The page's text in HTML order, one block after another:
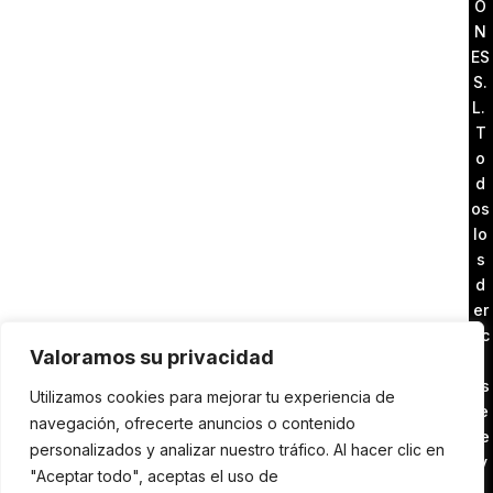
Valoramos su privacidad
Utilizamos cookies para mejorar tu experiencia de
navegación, ofrecerte anuncios o contenido
personalizados y analizar nuestro tráfico. Al hacer clic en
"Aceptar todo", aceptas el uso de
O
N
ES
S.
L.
T
o
d
os
lo
s
d
er
ec
os
re
se
rv